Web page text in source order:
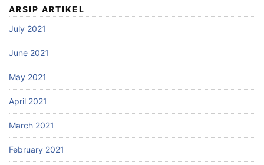
ARSIP ARTIKEL
July 2021
June 2021
May 2021
April 2021
March 2021
February 2021